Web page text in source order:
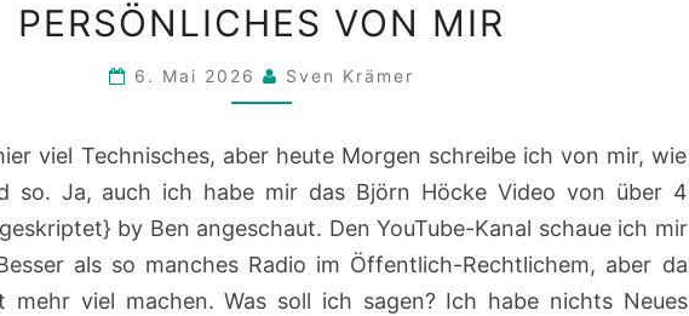
VON
MIR
PERSÖNLICHES VON MIR
6. Mai 2026 Sven Krämer
viel Technisches, aber heute Morgen schreibe ich von mir, wie
so. Ja, auch ich habe mir das Björn Höcke Video von über 4
by Ben angeschaut. Den YouTube-Kanal schaue ich mir
als so manches Radio im Öffentlich-Rechtlichem, aber da
mehr viel machen. Was soll ich sagen? Ich habe nichts Neues